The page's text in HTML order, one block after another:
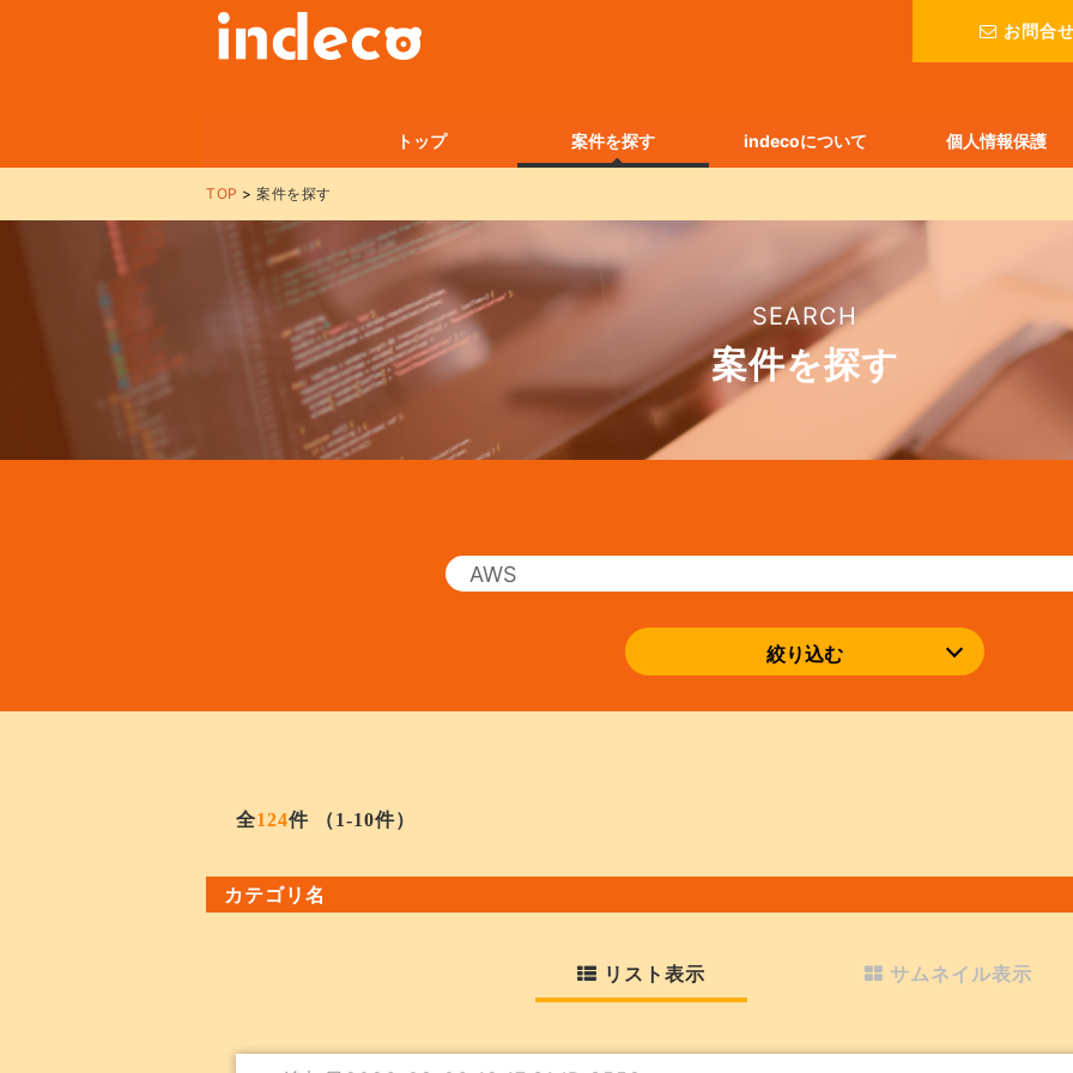
お問合
トップ 案件を探す indecoについて 個人情報保護
TOP 案件を探す
SEARCH
案件を探す
絞り込む
全124件 （1-10件）
カテゴリ名
リスト表示 サムネイル表示